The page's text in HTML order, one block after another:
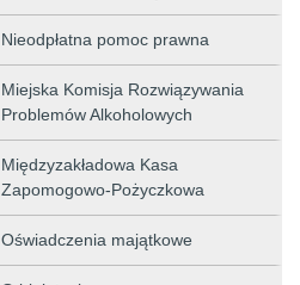
Nieodpłatna pomoc prawna
Miejska Komisja Rozwiązywania
Problemów Alkoholowych
Międzyzakładowa Kasa
Zapomogowo-Pożyczkowa
Oświadczenia majątkowe